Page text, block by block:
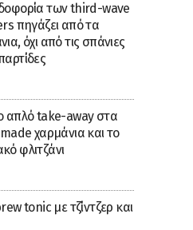
των third-wave
πηγάζει από τα
όχι από τις σπάνιες
απλό take-away στα
χαρμάνια και το
φλιτζάνι
tonic με τζίντζερ και